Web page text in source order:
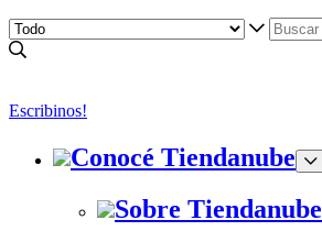
Escribinos!
Conocé Tiendanube
Sobre Tiendanube